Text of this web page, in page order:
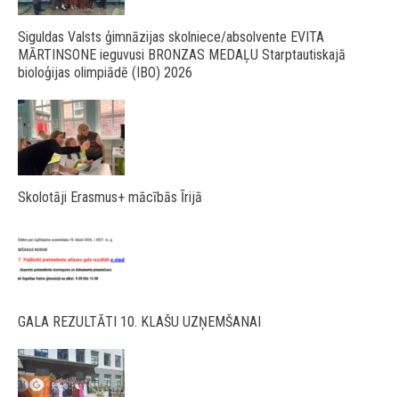
Siguldas Valsts ģimnāzijas skolniece/absolvente EVITA
MĀRTINSONE ieguvusi BRONZAS MEDAĻU Starptautiskajā
bioloģijas olimpiādē (IBO) 2026
Skolotāji Erasmus+ mācībās Īrijā
GALA REZULTĀTI 10. KLAŠU UZŅEMŠANAI